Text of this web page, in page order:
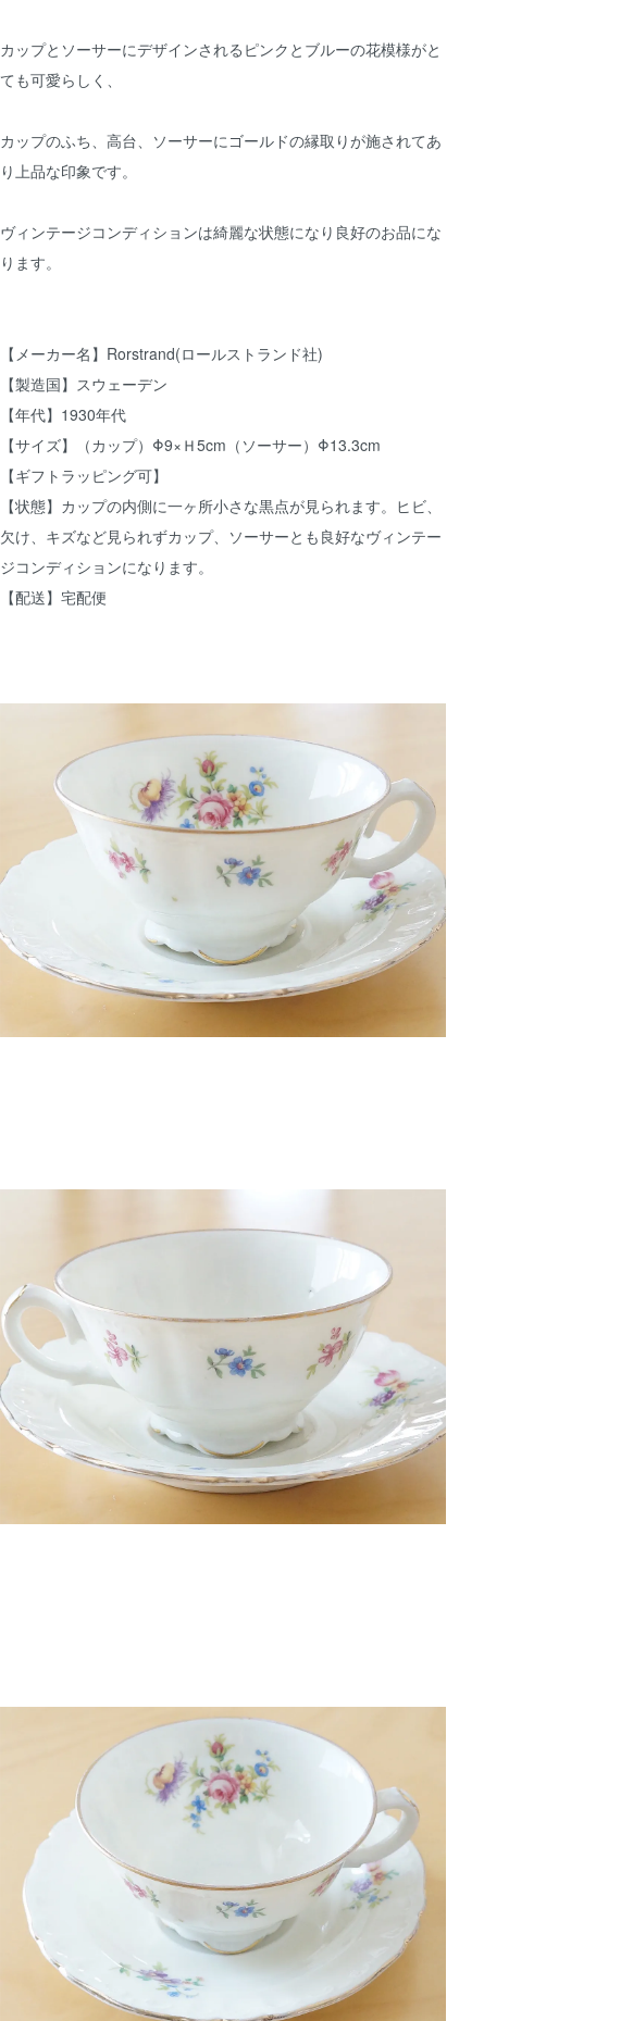
カップとソーサーにデザインされるピンクとブルーの花模様がと
ても可愛らしく、
カップのふち、高台、ソーサーにゴールドの縁取りが施されてあ
り上品な印象です。
ヴィンテージコンディションは綺麗な状態になり良好のお品にな
ります。
【メーカー名】Rorstrand(ロールストランド社)
【製造国】スウェーデン
【年代】1930年代
【サイズ】（カップ）Φ9×Ｈ5cm（ソーサー）Φ13.3cm
【ギフトラッピング可】
【状態】カップの内側に一ヶ所小さな黒点が見られます。ヒビ、
欠け、キズなど見られずカップ、ソーサーとも良好なヴィンテー
ジコンディションになります。
【配送】宅配便